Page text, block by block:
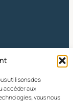
utilisons des
accéder aux
vous nous